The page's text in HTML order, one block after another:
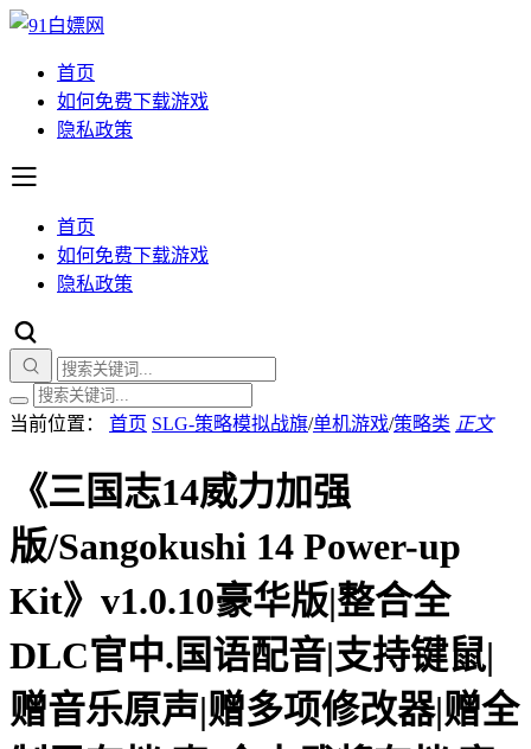
首页
如何免费下载游戏
隐私政策
首页
如何免费下载游戏
隐私政策
当前位置： 首页 SLG-策略模拟战旗/单机游戏/策略类 正文
《三国志14威力加强
版/Sangokushi 14 Power-up
Kit》v1.0.10豪华版|整合全
DLC官中.国语配音|支持键鼠|
赠音乐原声|赠多项修改器|赠全